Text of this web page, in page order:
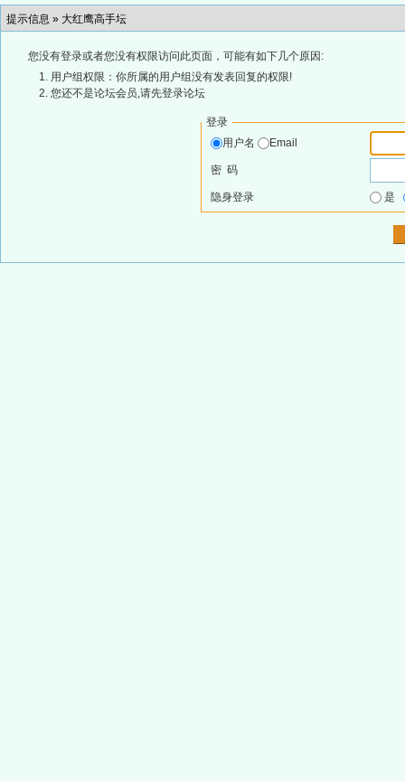
提示信息 » 大红鹰高手坛
您没有登录或者您没有权限访问此页面，可能有如下几个原因:
用户组权限：你所属的用户组没有发表回复的权限!
您还不是论坛会员,请先登录论坛
登录
用户名
Email
密 码
隐身登录 是